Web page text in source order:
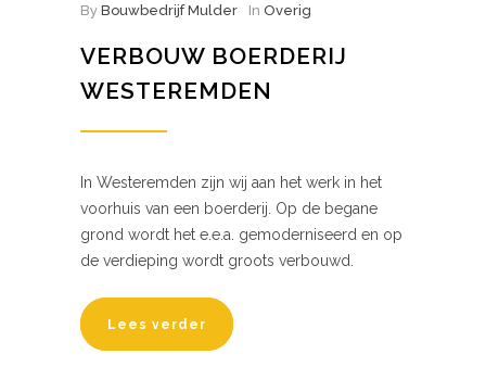
By Bouwbedrijf Mulder In Overig
VERBOUW BOERDERIJ
WESTEREMDEN
In Westeremden zijn wij aan het werk in het
voorhuis van een boerderij. Op de begane
grond wordt het e.e.a. gemoderniseerd en op
de verdieping wordt groots verbouwd.
Lees verder